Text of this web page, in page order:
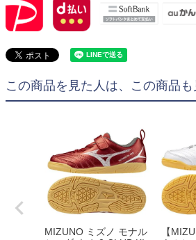
この商品を見た人は、この商品
MIZUNO ミズノ モナル
【